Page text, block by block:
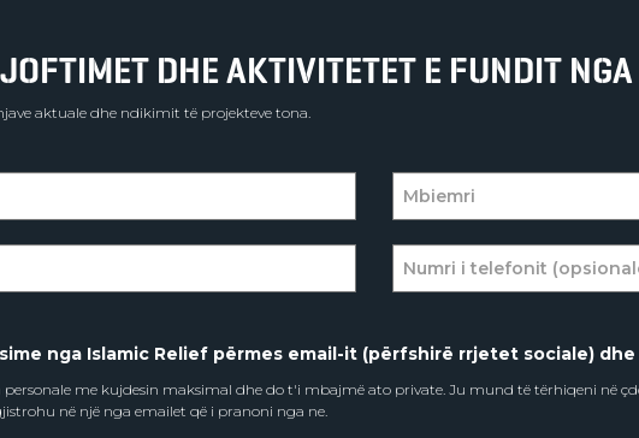
DHE AKTIVITETET E FUNDIT
aktuale dhe ndikimit të projekteve tona.
nga Islamic Relief përmes email-it (përfshirë rrjetet sociale) dhe
me kujdesin maksimal dhe do t'i mbajmë ato private. Ju mund të tërhiqeni në
në një nga emailet që i pranoni nga ne.